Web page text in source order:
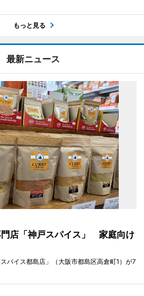
もっと見る
最新ニュース
店「神戸スパイス」 家庭向け
パイス都島店」（大阪市都島区高倉町1）が7